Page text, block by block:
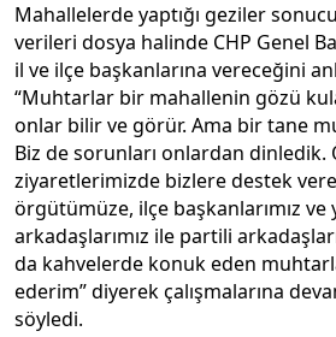
Mahallelerde yaptığı geziler
verileri dosya halinde CHP Genel
il ve ilçe başkanlarına vereceğini
“Muhtarlar bir mahallenin gözü
onlar bilir ve görür. Ama bir tane
Biz de sorunları onlardan dinledik.
ziyaretlerimizde bizlere destek
örgütümüze, ilçe başkanlarımız
arkadaşlarımız ile partili
da kahvelerde konuk eden
ederim” diyerek çalışmalarına
söyledi.